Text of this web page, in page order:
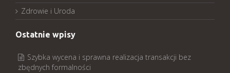
Zdrowie i Uroda
Ostatnie wpisy
Szybka wycena i sprawna realizacja transakcji bez
zbędnych formalności